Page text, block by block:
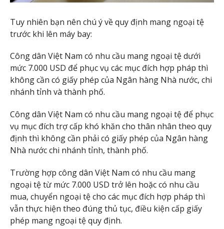
Tuy nhiên bạn nên chú ý về quy định mang ngoại tệ
trước khi lên máy bay:
Công dân Việt Nam có nhu cầu mang ngoại tệ dưới
mức 7.000 USD để phục vụ các mục đích hợp pháp thì
không cần có giấy phép của Ngân hàng Nhà nước, chi
nhánh tỉnh và thành phố.
Công dân Việt Nam có nhu cầu mang ngoại tệ để phục
vụ mục đích trợ cấp khó khăn cho thân nhân theo quy
định thì không cần phải có giấy phép của Ngân hàng
Nhà nước chi nhánh tỉnh, thành phố.
Trường hợp công dân Việt Nam có nhu cầu mang
ngoại tệ từ mức 7.000 USD trở lên hoặc có nhu cầu
mua, chuyển ngoại tệ cho các mục đích hợp pháp thì
vẫn thực hiện theo đúng thủ tục, điều kiện cấp giấy
phép mang ngoại tệ quy định.